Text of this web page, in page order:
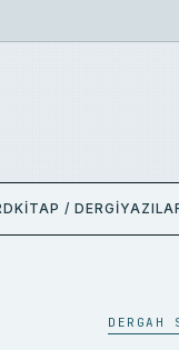
KITAP / DERGI
DERGAH